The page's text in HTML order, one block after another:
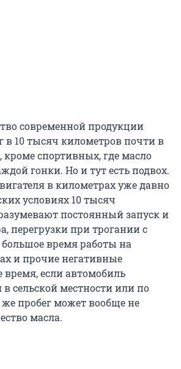
современной продукции
в 10 тысяч километров почти в
спортивных, где масло
гонки. Но и тут есть подвох.
в километрах уже давно
условиях 10 тысяч
постоянный запуск и
перегрузки при трогании с
большое время работы на
и прочие негативные
если автомобиль
в сельской местности или по
пробег может вообще не
масла.